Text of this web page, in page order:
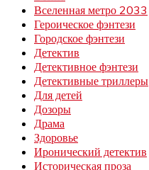
Вселенная метро 2033
Героическое фэнтези
Городское фэнтези
Детектив
Детективное фэнтези
Детективные триллеры
Для детей
Дозоры
Драма
Здоровье
Иронический детектив
Историческая проза